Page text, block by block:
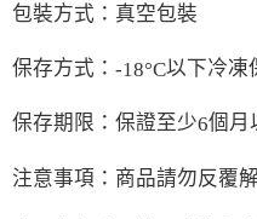
包裝方式：真空包裝
保存方式： -18°C以下冷凍
保存期限：保證至少6個月
注意事項：商品請勿反覆